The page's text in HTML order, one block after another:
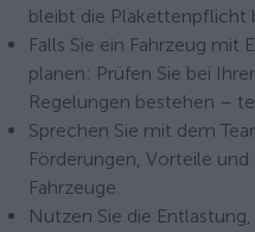
bleibt die Plakettenpflicht
Falls Sie ein Fahrzeug mit
planen: Prüfen Sie bei
Regelungen bestehen –
Sprechen Sie mit dem
Förderungen, Vorteile
Fahrzeuge.
Nutzen Sie die